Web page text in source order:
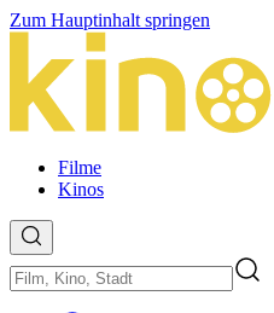
Zum Hauptinhalt springen
Filme
Kinos